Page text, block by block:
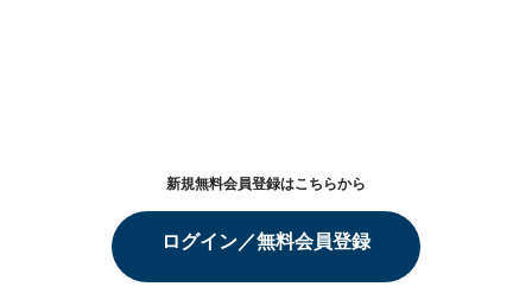
新規無料会員登録はこちらから
ログイン／無料会員登録